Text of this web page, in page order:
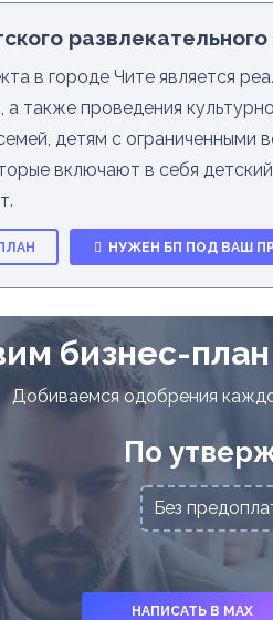
в городе Чите является
а также проведения
детям с ограниченными
включают в себя
НУЖЕН БП ПОД ВАШ
бизнес-
Добиваемся одобрения
По
Без
НАПИСАТЬ В MAX